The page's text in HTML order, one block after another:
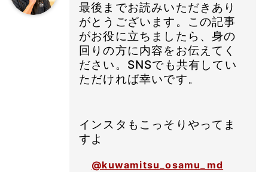
最後までお読みいただきあり
がとうございます。この記事
がお役に立ちましたら、身の
回りの方に内容をお伝えてく
ださい。SNSでも共有してい
ただければ幸いです。
インスタもこっそりやってま
すよ
@kuwamitsu_osamu_md